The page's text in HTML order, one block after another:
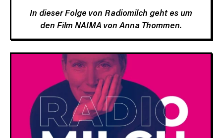
In dieser Folge von Radiomilch geht es um
den Film NAIMA von Anna Thommen.